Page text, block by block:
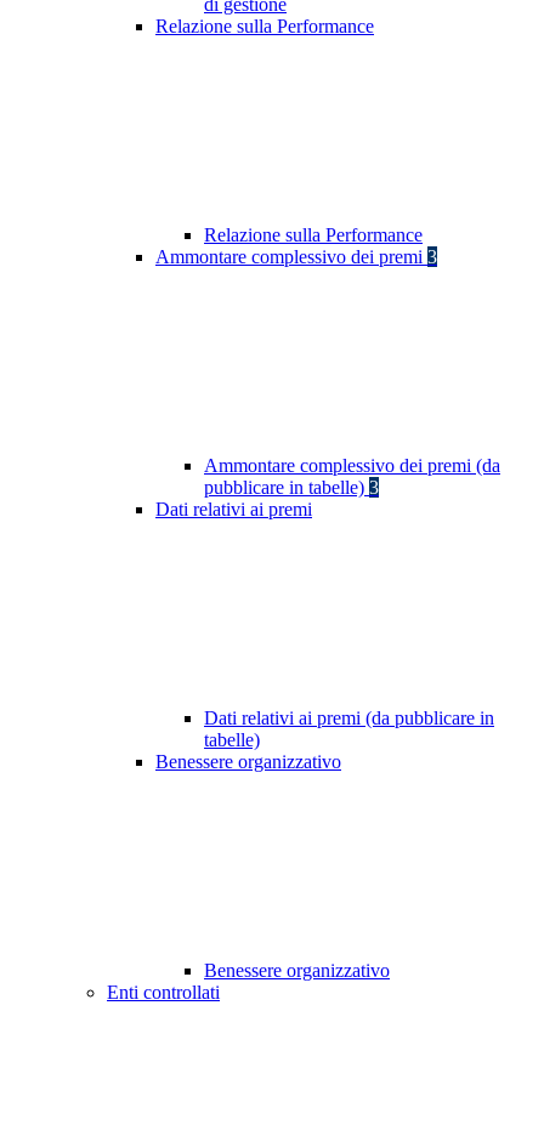
di gestione
Relazione sulla Performance
Relazione sulla Performance
Ammontare complessivo dei premi 3
Ammontare complessivo dei premi (da
pubblicare in tabelle) 3
Dati relativi ai premi
Dati relativi ai premi (da pubblicare in
tabelle)
Benessere organizzativo
Benessere organizzativo
Enti controllati